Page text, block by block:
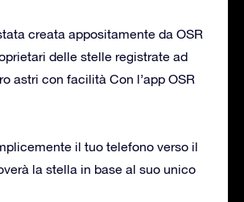
creata appositamente da OSR
delle stelle registrate ad
astri con facilità Con l’app OSR
il tuo telefono verso il
la stella in base al suo unico